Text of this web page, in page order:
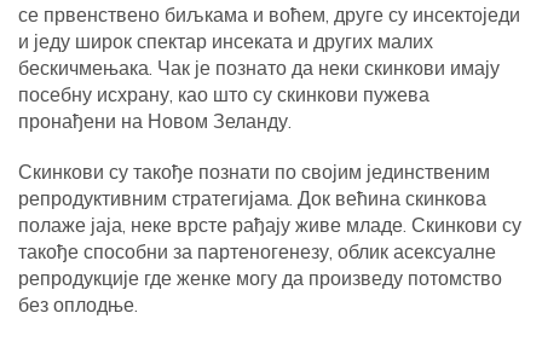
се првенствено биљкама и воћем, друге су инсектоједи
и једу широк спектар инсеката и других малих
бескичмењака. Чак је познато да неки скинкови имају
посебну исхрану, као што су скинкови пужева
пронађени на Новом Зеланду.
Скинкови су такође познати по својим јединственим
репродуктивним стратегијама. Док већина скинкова
полаже јаја, неке врсте рађају живе младе. Скинкови су
такође способни за партеногенезу, облик асексуалне
репродукције где женке могу да произведу потомство
без оплодње.